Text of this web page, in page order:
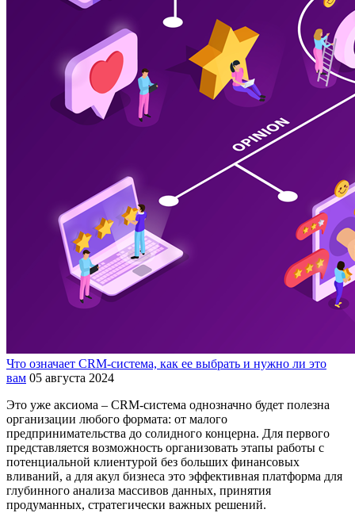
Что означает CRM-система, как ее выбрать и нужно ли это
вам 05 августа 2024
Это уже аксиома – CRM-система однозначно будет полезна
организации любого формата: от малого
предпринимательства до солидного концерна. Для первого
представляется возможность организовать этапы работы с
потенциальной клиентурой без больших финансовых
вливаний, а для акул бизнеса это эффективная платформа для
глубинного анализа массивов данных, принятия
продуманных, стратегически важных решений.